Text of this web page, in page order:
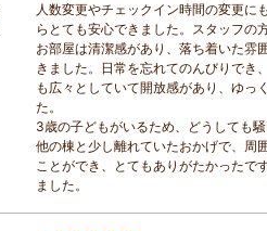
人数変更やチェックイン時間の変更に
らとても安心できました。スタッフの
お部屋は清潔感があり、落ち着いた雰
きました。日常を忘れてのんびりでき
も広々としていて開放感があり、ゆっ
た。
3歳の子どもがいるため、どうしても
他の棟と少し離れていたおかげで、周
ことができ、とてもありがたかったで
ました。